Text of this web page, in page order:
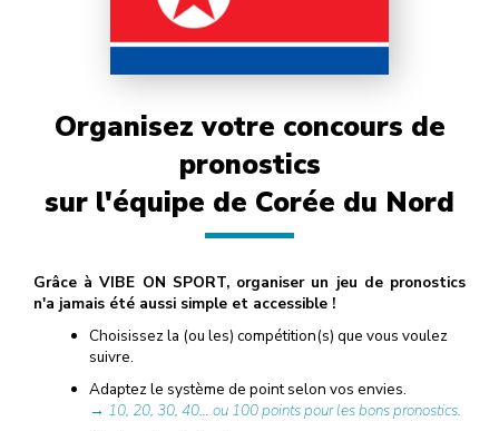
Organisez votre concours de
pronostics
sur l'équipe de Corée du Nord
Grâce à VIBE ON SPORT, organiser un jeu de pronostics
n'a jamais été aussi simple et accessible !
Choisissez la (ou les) compétition(s) que vous voulez
suivre.
Adaptez le système de point selon vos envies.
→ 10, 20, 30, 40… ou 100 points pour les bons pronostics.